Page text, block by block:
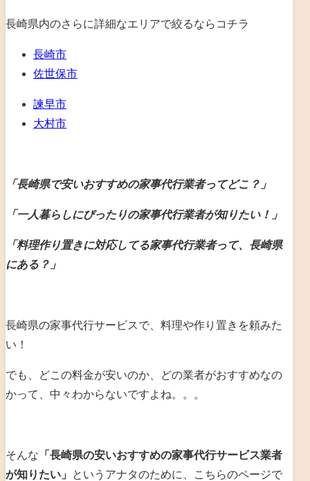
長崎県内のさらに詳細なエリアで絞るならコチラ
長崎市
佐世保市
諫早市
大村市
「長崎県で安いおすすめの家事代行業者ってどこ？」
「一人暮らしにぴったりの家事代行業者が知りたい！」
「料理作り置きに対応してる家事代行業者って、長崎県
にある？」
長崎県の家事代行サービスで、料理や作り置きを頼みた
い！
でも、どこの料金が安いのか、どの業者がおすすめなの
かって、中々わからないですよね。。。
そんな 「長崎県の安いおすすめの家事代行サービス業者
が知りたい」
というアナタのために、こちらのページで